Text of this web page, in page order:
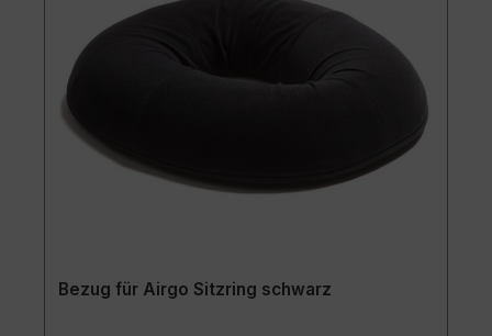
Bezug für Airgo Sitzring schwarz